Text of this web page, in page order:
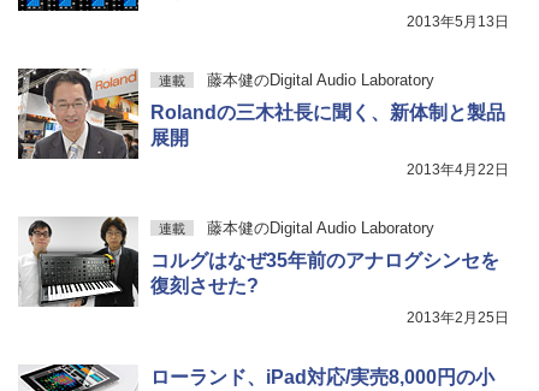
2013年5月13日
連載 藤本健のDigital Audio Laboratory
Rolandの三木社長に聞く、新体制と製品
展開
2013年4月22日
連載 藤本健のDigital Audio Laboratory
コルグはなぜ35年前のアナログシンセを
復刻させた?
2013年2月25日
ローランド、iPad対応/実売8,000円の小